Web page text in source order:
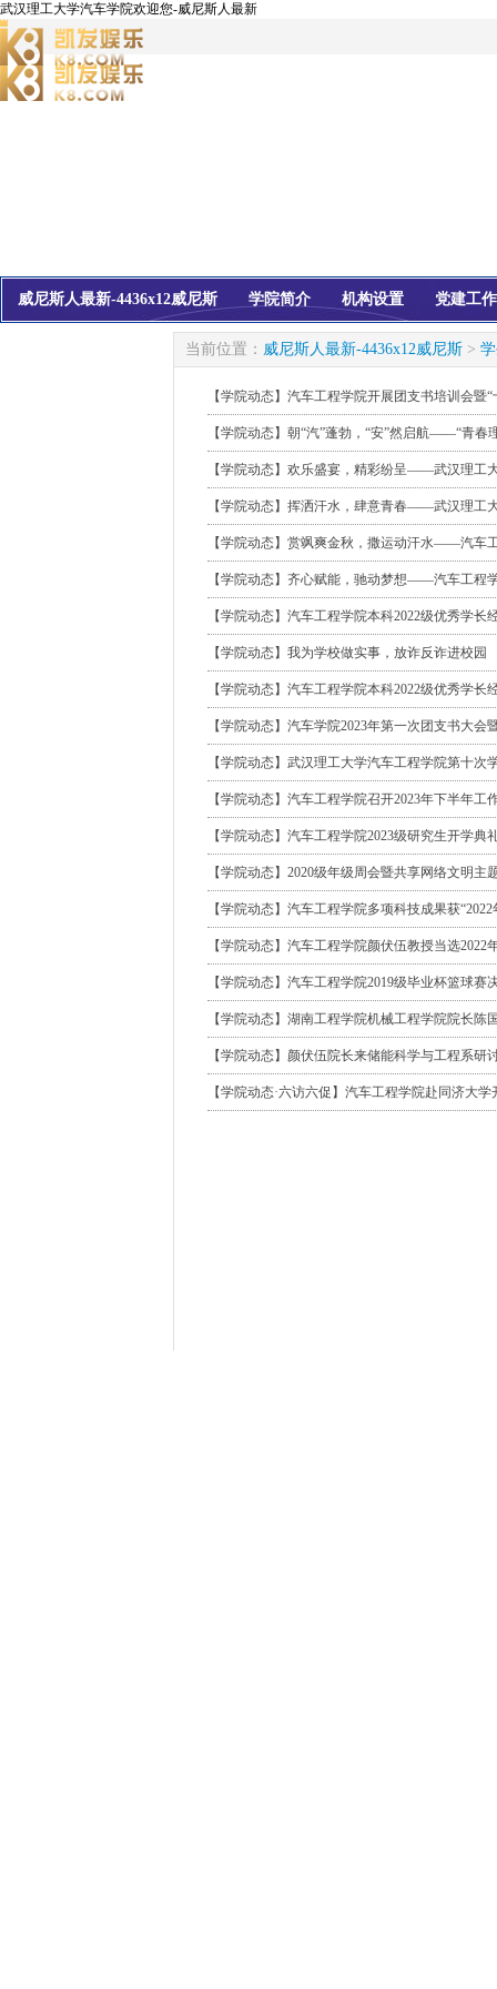
武汉理工大学汽车学院欢迎您-威尼斯人最新
威尼斯人最新-4436x12威尼斯 学院简介 机构设置 党建工作
当前位置： 威尼斯人最新-4436x12威尼斯 >
【学院动态】汽车工程学院开展团支书培训会暨
【学院动态】朝“汽”蓬勃，“安”然启航——“青春
【学院动态】欢乐盛宴，精彩纷呈——武汉理工
【学院动态】挥洒汗水，肆意青春——武汉理工
【学院动态】赏飒爽金秋，撒运动汗水——汽车
【学院动态】齐心赋能，驰动梦想——汽车工程
【学院动态】汽车工程学院本科2022级优秀学长
【学院动态】我为学校做实事，放诈反诈进校园
【学院动态】汽车工程学院本科2022级优秀学长
【学院动态】汽车学院2023年第一次团支书大会
【学院动态】武汉理工大学汽车工程学院第十次
【学院动态】汽车工程学院召开2023年下半年工
【学院动态】汽车工程学院2023级研究生开学典
【学院动态】2020级年级周会暨共享网络文明主
【学院动态】汽车工程学院多项科技成果获
【学院动态】汽车工程学院颜伏伍教授当选2022
【学院动态】汽车工程学院2019级毕业杯篮球赛
【学院动态】湖南工程学院机械工程学院院长陈
【学院动态】颜伏伍院长来储能科学与工程系研
【学院动态·六访六促】汽车工程学院赴同济大学